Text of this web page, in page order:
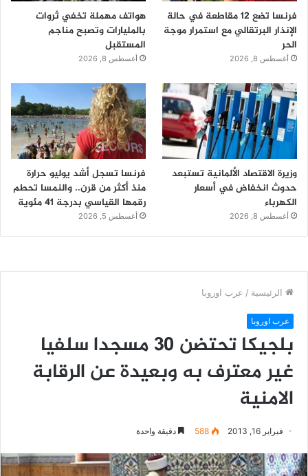
فرنسا تضع 12 مقاطعة في حالة
الإنذار البرتقالي مع استمرار موجة
الحر
أغسطس 8, 2026
هواتف مهملة تخفي ثروات
بالمليارات وتصبح مناجم
المستقبل
أغسطس 8, 2026
وزيرة الاقتصاد الألمانية تستبعد
حدوث انخفاض في أسعار
الكهرباء
أغسطس 8, 2026
فرنسا تسجل أشد يوليو حرارة
منذ أكثر من قرن.. والنمسا تحطم
رقمها القياسي بدرجة 41 مئوية
أغسطس 5, 2026